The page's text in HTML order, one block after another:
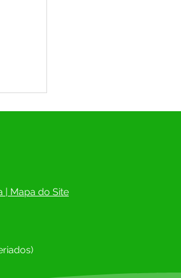
| Mapa do Site